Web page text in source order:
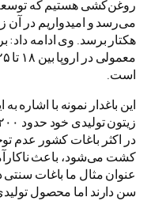
هکتار برسد. وی ادامه داد:
است.
در اکثر باغات کشور عدم
کشت می‌شود، باعث
سن دارند اما محصول